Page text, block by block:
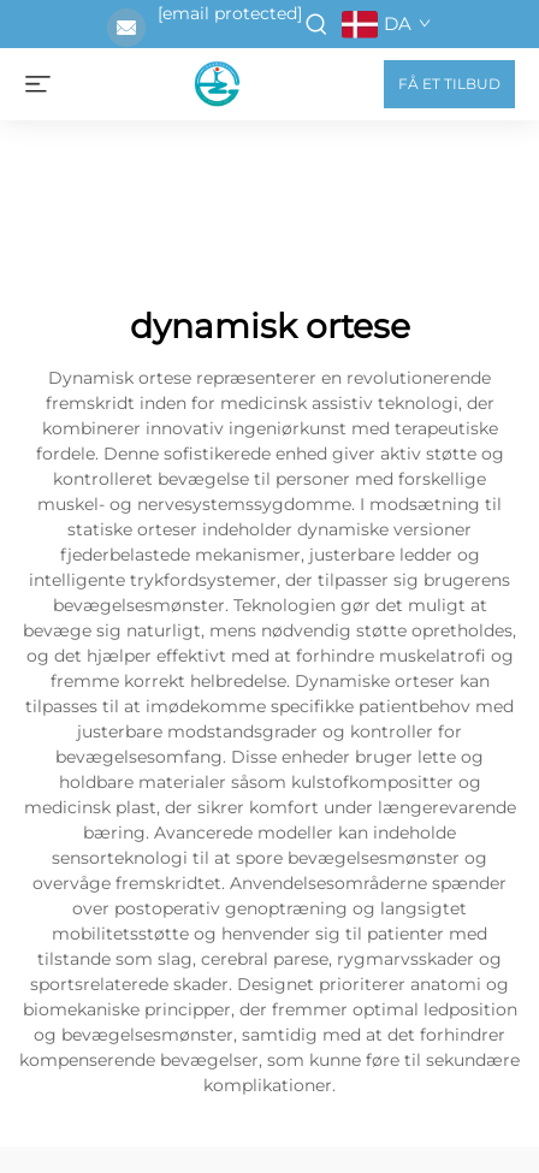
[email protected] DA
FÅ ET TILBUD
dynamisk ortese
Dynamisk ortese repræsenterer en revolutionerende
fremskridt inden for medicinsk assistiv teknologi, der
kombinerer innovativ ingeniørkunst med terapeutiske
fordele. Denne sofistikerede enhed giver aktiv støtte og
kontrolleret bevægelse til personer med forskellige
muskel- og nervesystemssygdomme. I modsætning til
statiske orteser indeholder dynamiske versioner
fjederbelastede mekanismer, justerbare ledder og
intelligente trykfordsystemer, der tilpasser sig brugerens
bevægelsesmønster. Teknologien gør det muligt at
bevæge sig naturligt, mens nødvendig støtte opretholdes,
og det hjælper effektivt med at forhindre muskelatrofi og
fremme korrekt helbredelse. Dynamiske orteser kan
tilpasses til at imødekomme specifikke patientbehov med
justerbare modstandsgrader og kontroller for
bevægelsesomfang. Disse enheder bruger lette og
holdbare materialer såsom kulstofkompositter og
medicinsk plast, der sikrer komfort under længerevarende
bæring. Avancerede modeller kan indeholde
sensorteknologi til at spore bevægelsesmønster og
overvåge fremskridtet. Anvendelsesområderne spænder
over postoperativ genoptræning og langsigtet
mobilitetsstøtte og henvender sig til patienter med
tilstande som slag, cerebral parese, rygmarvsskader og
sportsrelaterede skader. Designet prioriterer anatomi og
biomekaniske principper, der fremmer optimal ledposition
og bevægelsesmønster, samtidig med at det forhindrer
kompenserende bevægelser, som kunne føre til sekundære
komplikationer.